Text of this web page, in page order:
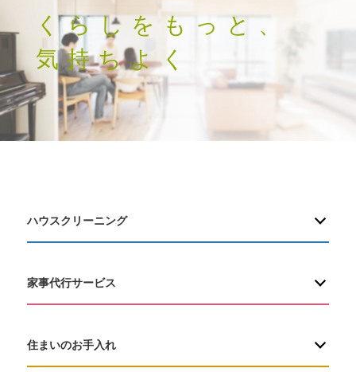
くらしをもっと、
気持ちよく
ハウスクリーニング
家事代行サービス
住まいのお手入れ